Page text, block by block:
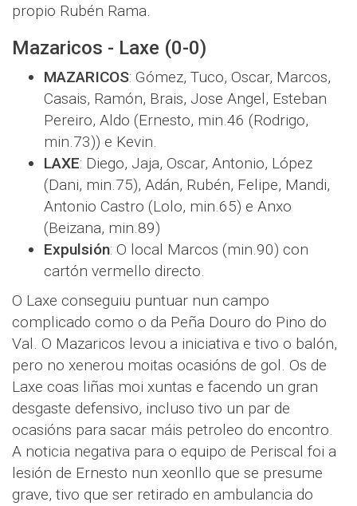
propio Rubén Rama.
Mazaricos - Laxe (0-0)
MAZARICOS: Gómez, Tuco, Oscar, Marcos,
Casais, Ramón, Brais, Jose Angel, Esteban
Pereiro, Aldo (Ernesto, min.46 (Rodrigo,
min.73)) e Kevin.
LAXE: Diego, Jaja, Oscar, Antonio, López
(Dani, min.75), Adán, Rubén, Felipe, Mandi,
Antonio Castro (Lolo, min.65) e Anxo
(Beizana, min.89)
Expulsión: O local Marcos (min.90) con
cartón vermello directo.
O Laxe conseguiu puntuar nun campo
complicado como o da Peña Douro do Pino do
Val. O Mazaricos levou a iniciativa e tivo o balón,
pero no xenerou moitas ocasións de gol. Os de
Laxe coas liñas moi xuntas e facendo un gran
desgaste defensivo, incluso tivo un par de
ocasións para sacar máis petroleo do encontro.
A noticia negativa para o equipo de Periscal foi a
lesión de Ernesto nun xeonllo que se presume
grave, tivo que ser retirado en ambulancia do